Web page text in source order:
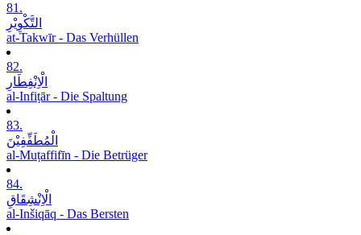
81.
التَّکْوِیْرِ
at-Takwīr - Das Verhüllen
82.
الْاِنْفِطَارِ
al-Infiṭār - Die Spaltung
83.
الْمُطَفِّفِیْنَ
al-Muṭaffifīn - Die Betrüger
84.
الْاِنْشِقَاقِ
al-Inšiqāq - Das Bersten